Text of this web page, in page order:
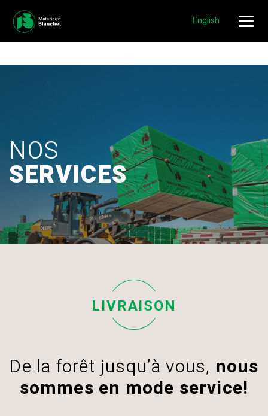
NOUVEAUX EMPLOIS DISPONIBLES!
NOS
SERVICES
LIVRAISON
De la forêt jusqu’à vous, nous
sommes en mode service!
English